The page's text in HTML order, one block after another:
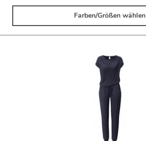
Farben/Größen wählen